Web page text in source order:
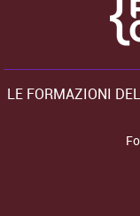
LE FORMAZIONI